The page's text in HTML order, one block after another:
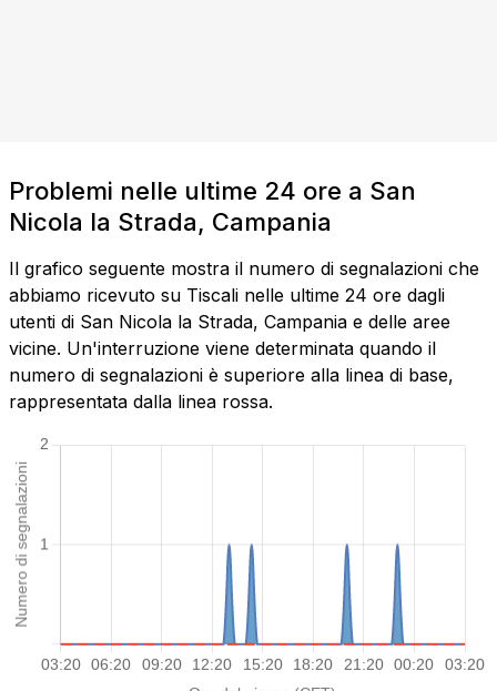
Problemi nelle ultime 24 ore a San
Nicola la Strada, Campania
Il grafico seguente mostra il numero di segnalazioni che
abbiamo ricevuto su Tiscali nelle ultime 24 ore dagli
utenti di San Nicola la Strada, Campania e delle aree
vicine. Un'interruzione viene determinata quando il
numero di segnalazioni è superiore alla linea di base,
rappresentata dalla linea rossa.